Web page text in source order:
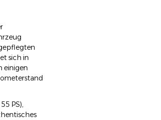
sich in
einigen
PS),